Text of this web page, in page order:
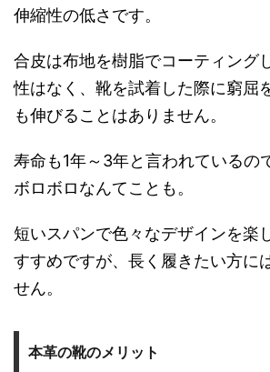
伸縮性の低さです。
合皮は布地を樹脂でコーティング
性はなく、靴を試着した際に窮屈
も伸びることはありません。
寿命も1年～3年と言われているの
ボロボロなんてことも。
短いスパンで色々なデザインを楽
すすめですが、長く履きたい方に
せん。
本革の靴のメリット